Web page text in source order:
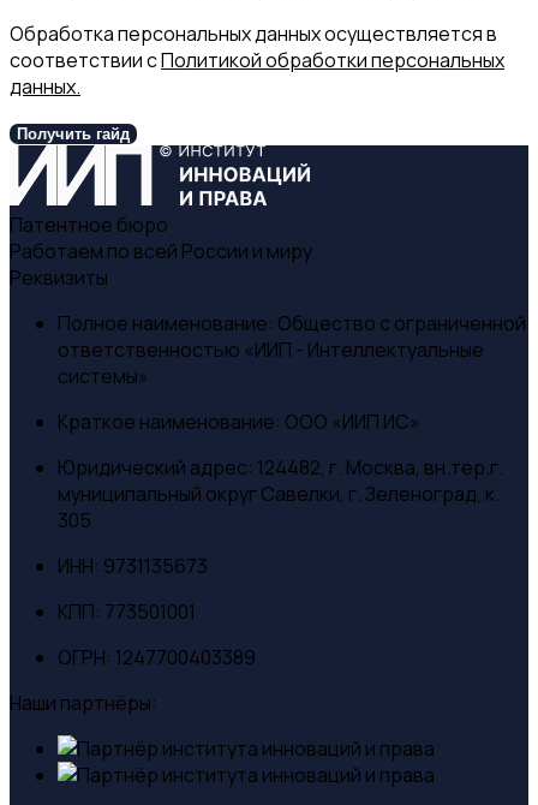
Обработка персональных данных осуществляется в
соответствии сПолитикой обработки персональных
данных.
Получить гайд
Патентное бюро
Работаем по всей России и миру
Реквизиты
Полное наименование: Общество с ограниченной
ответственностью «ИИП - Интеллектуальные
системы»
Краткое наименование: ООО «ИИП ИС»
Юридический адрес: 124482, г. Москва, вн.тер.г.
муниципальный округ Савелки, г. Зеленоград, к.
305
ИНН: 9731135673
КПП: 773501001
ОГРН: 1247700403389
Наши партнёры: